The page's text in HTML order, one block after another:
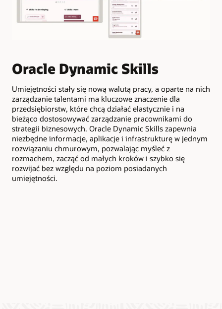
Oracle Dynamic Skills
Umiejętności stały się nową walutą pracy, a oparte na nich
zarządzanie talentami ma kluczowe znaczenie dla
przedsiębiorstw, które chcą działać elastycznie i na
bieżąco dostosowywać zarządzanie pracownikami do
strategii biznesowych. Oracle Dynamic Skills zapewnia
niezbędne informacje, aplikacje i infrastrukturę w jednym
rozwiązaniu chmurowym, pozwalając myśleć z
rozmachem, zacząć od małych kroków i szybko się
rozwijać bez względu na poziom posiadanych
umiejętności.